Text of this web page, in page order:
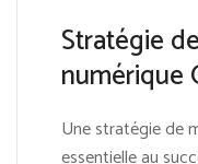
Stratégie
numérique
plus de
Une stratégie de
essentielle au